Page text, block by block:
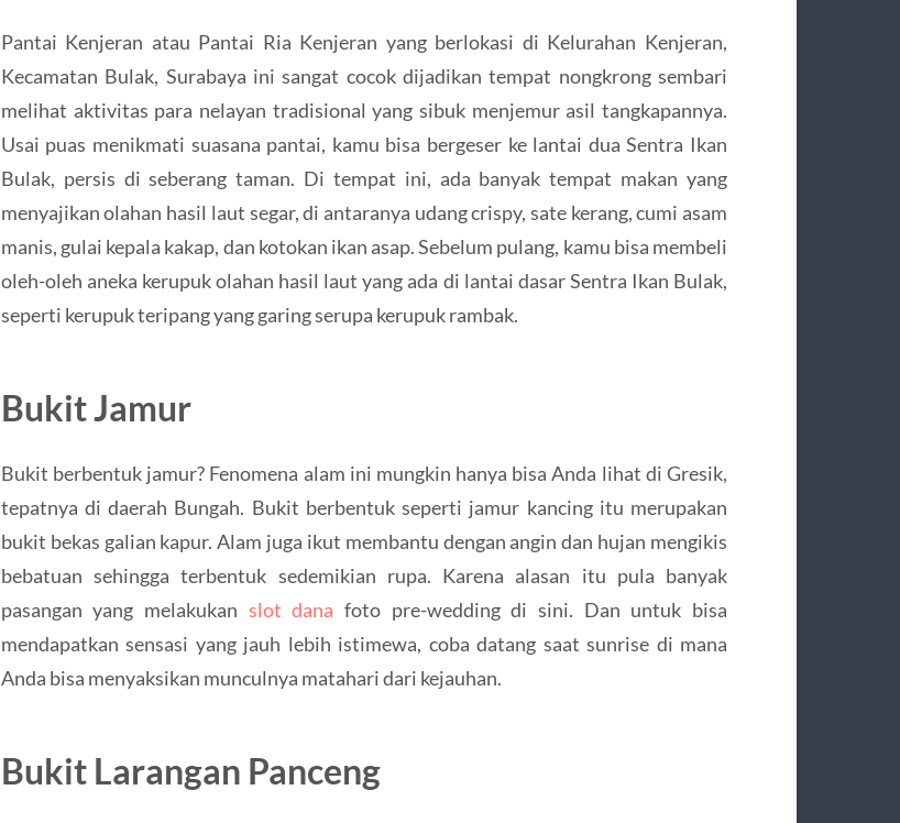
Pantai Kenjeran atau Pantai Ria Kenjeran yang berlokasi di Kelurahan Kenjeran,
Kecamatan Bulak, Surabaya ini sangat cocok dijadikan tempat nongkrong sembari
melihat aktivitas para nelayan tradisional yang sibuk menjemur asil tangkapannya.
Usai puas menikmati suasana pantai, kamu bisa bergeser ke lantai dua Sentra Ikan
Bulak, persis di seberang taman. Di tempat ini, ada banyak tempat makan yang
menyajikan olahan hasil laut segar, di antaranya udang crispy, sate kerang, cumi asam
manis, gulai kepala kakap, dan kotokan ikan asap. Sebelum pulang, kamu bisa membeli
oleh-oleh aneka kerupuk olahan hasil laut yang ada di lantai dasar Sentra Ikan Bulak,
seperti kerupuk teripang yang garing serupa kerupuk rambak.
Bukit Jamur
Bukit berbentuk jamur? Fenomena alam ini mungkin hanya bisa Anda lihat di Gresik,
tepatnya di daerah Bungah. Bukit berbentuk seperti jamur kancing itu merupakan
bukit bekas galian kapur. Alam juga ikut membantu dengan angin dan hujan mengikis
bebatuan sehingga terbentuk sedemikian rupa. Karena alasan itu pula banyak
pasangan yang melakukan slot dana foto pre-wedding di sini. Dan untuk bisa
mendapatkan sensasi yang jauh lebih istimewa, coba datang saat sunrise di mana
Anda bisa menyaksikan munculnya matahari dari kejauhan.
Bukit Larangan Panceng